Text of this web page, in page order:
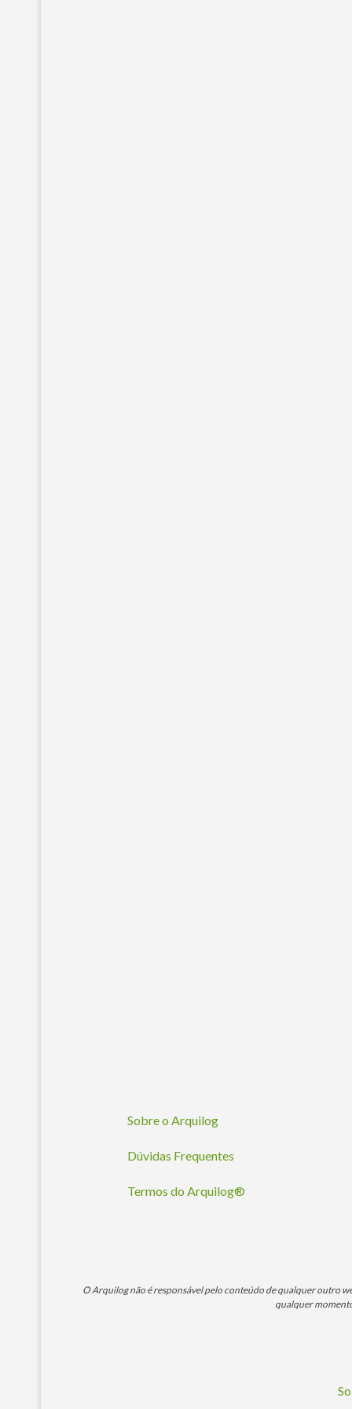
Sobre o Arquilog
Dúvidas Frequentes
Termos do Arquilog®
O Arquilog não é responsável pelo conteúdo de qualquer outro
qualquer